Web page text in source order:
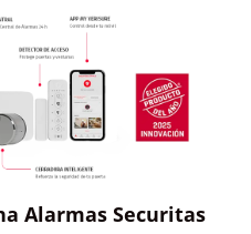
Alarmas Securitas